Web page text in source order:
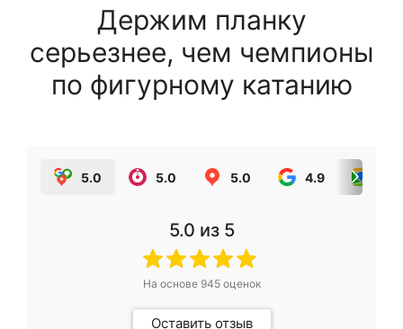
Держим планку
серьезнее, чем чемпионы
по фигурному катанию
5.0 5.0 5.0 4.9
5.0 из 5
На основе 945оценок
Оставить отзыв